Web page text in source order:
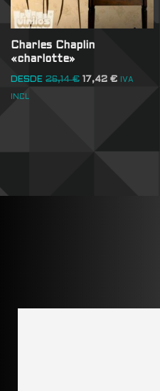
Charles Chaplin
«charlotte»
DESDE 26,14€ 17,42 € IVA
INCL